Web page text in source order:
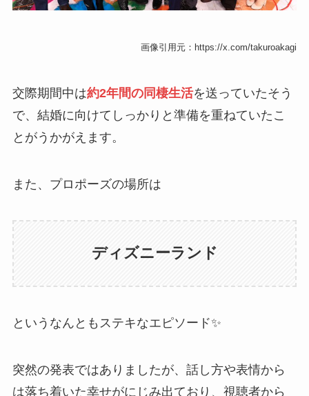
画像引用元：https://x.com/takuroakagi
交際期間中は約2年間の同棲生活を送っていたそう
で、結婚に向けてしっかりと準備を重ねていたこ
とがうかがえます。
また、プロポーズの場所は
ディズニーランド
というなんともステキなエピソード✨️
突然の発表ではありましたが、話し方や表情から
は落ち着いた幸せがにじみ出ており、視聴者から